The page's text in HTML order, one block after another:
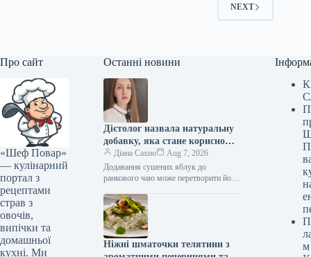
NEXT
Про сайт
«Шеф Повар»
— кулінарний
портал з
рецептами
страв з
овочів,
випічки та
домашньої
кухні. Ми
Останні новини
Дієтолог назвала натуральну
добавку, яка стане корисною
альтернативою цукру в чаї
Діана Сахно
Aug 7, 2026
Додавання сушених яблук до
ранкового чаю може перетворити його
шкідливий столовий цукор. Алена
Парецкая, лікар, педіатр,…
Ніжні шматочки телятини з
м